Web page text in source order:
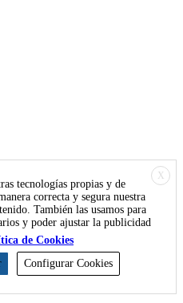
X
tecnologías propias y de
correcta y segura nuestra
También las usamos para
y poder ajustar la publicidad
de Cookies
Configurar Cookies